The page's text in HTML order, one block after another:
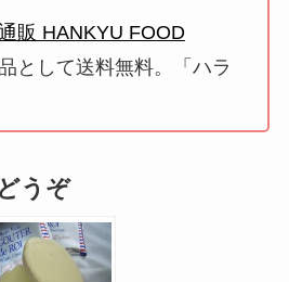
販 HANKYU FOOD
として送料無料。「ハラ
うぞ